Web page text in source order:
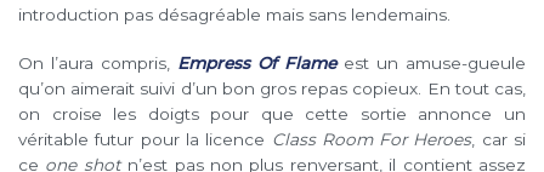
introduction pas désagréable mais sans lendemains.
On l’aura compris, Empress Of Flameest un amuse-gueule
qu’on aimerait suivi d’un bon gros repas copieux. En tout cas,
on croise les doigts pour que cette sortie annonce un
véritable futur pour la licence Class Room For Heroes, car si
ce one shotn’est pas non plus renversant, il contient assez